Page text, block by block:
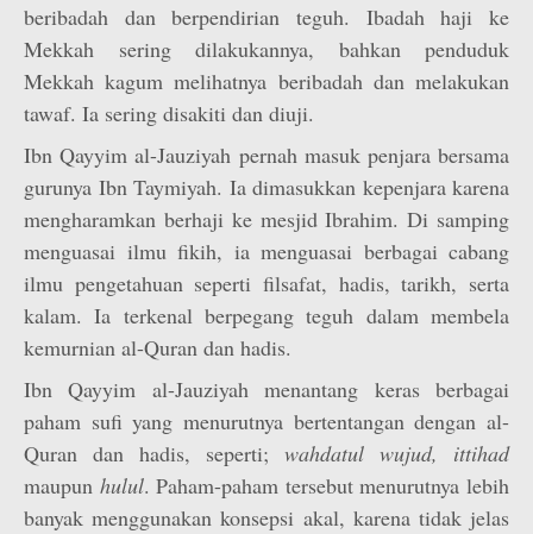
beribadah dan berpendirian teguh. Ibadah haji ke
Mekkah sering dilakukannya, bahkan penduduk
Mekkah kagum melihatnya beribadah dan melakukan
tawaf. Ia sering disakiti dan diuji.
Ibn Qayyim al-Jauziyah pernah masuk penjara bersama
gurunya Ibn Taymiyah. Ia dimasukkan kepenjara karena
mengharamkan berhaji ke mesjid Ibrahim. Di samping
menguasai ilmu fikih, ia menguasai berbagai cabang
ilmu pengetahuan seperti filsafat, hadis, tarikh, serta
kalam. Ia terkenal berpegang teguh dalam membela
kemurnian al-Quran dan hadis.
Ibn Qayyim al-Jauziyah menantang keras berbagai
paham sufi yang menurutnya bertentangan dengan al-
Quran dan hadis, seperti; wahdatul wujud, ittihad
maupun hulul. Paham-paham tersebut menurutnya lebih
banyak menggunakan konsepsi akal, karena tidak jelas